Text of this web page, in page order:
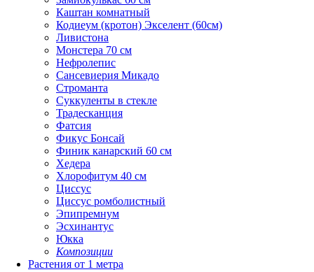
Каштан комнатный
Кодиеум (кротон) Экселент (60см)
Ливистона
Монстера 70 см
Нефролепис
Сансевиерия Микадо
Строманта
Суккуленты в стекле
Традесканция
Фатсия
Фикус Бонсай
Финик канарский 60 см
Хедера
Хлорофитум 40 см
Циссус
Циссус ромболистный
Эпипремнум
Эсхинантус
Юкка
Композиции
Растения от 1 метра